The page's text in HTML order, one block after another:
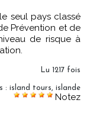
seul pays classé
Prévention et de
de risque à
Lu 1217 fois
: island tours, islande
Notez